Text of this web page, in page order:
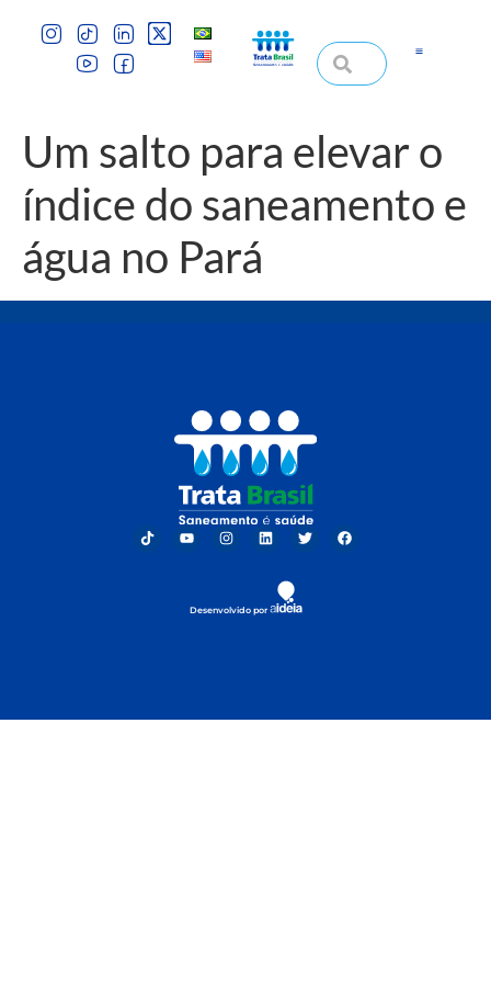
Um salto para elevar o
índice do saneamento e
água no Pará
Desenvolvido por